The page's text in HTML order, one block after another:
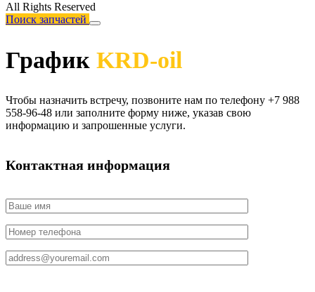
All Rights Reserved
Поиск запчастей
График KRD-oil
Чтобы назначить встречу, позвоните нам по телефону +7 988
558-96-48 или заполните форму ниже, указав свою
информацию и запрошенные услуги.
Контактная информация